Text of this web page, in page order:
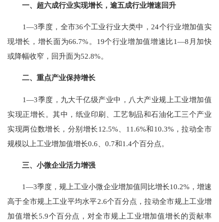
一、超六成行业实现增长，逾五成行业增速回升
1—3季度，全市36个工业行业大类中，24个行业增加值实
现增长，增长面为66.7%。19个行业增加值增速比1—8月加快
或降幅收窄，回升面为52.8%。
二、重点产业保持增长
1—3季度，九大千亿级产业中，八大产业规上工业增加值
实现正增长。其中，纸业印刷、工艺制品和石油化工三个产业
实现两位数增长，分别增长12.5%、11.6%和10.3%，拉动全市
规模以上工业增加值增长0.6、0.7和1.4个百分点。
三、小微企业活力增强
1—3季度，规上工业小微企业增加值同比增长10.2%，增速
高于全市规上工业平均水平2.6个百分点，拉动全市规上工业增
加值增长5.9个百分点，对全市规上工业增加值增长的贡献率